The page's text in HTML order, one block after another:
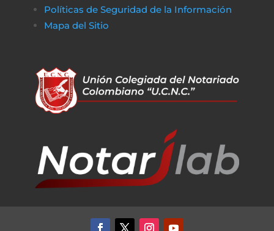
Políticas de Seguridad de la Información
Mapa del Sitio